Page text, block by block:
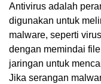
Antivirus adalah
digunakan untuk
malware, seperti
dengan memindai
jaringan untuk
Jika serangan